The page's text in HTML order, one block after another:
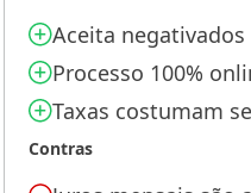
Aceita negativados
Processo 100%
Taxas costumam
Contras